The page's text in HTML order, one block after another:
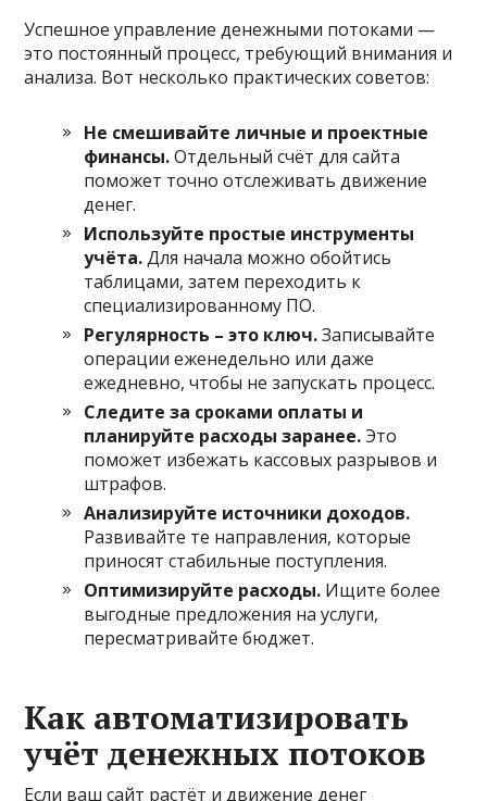
Успешное управление денежными потоками —
это постоянный процесс, требующий внимания и
анализа. Вот несколько практических советов:
Не смешивайте личные и проектные
финансы.Отдельный счёт для сайта
поможет точно отслеживать движение
денег.
Используйте простые инструменты
учёта.Для начала можно обойтись
таблицами, затем переходить к
специализированному ПО.
Регулярность – это ключ.Записывайте
операции еженедельно или даже
ежедневно, чтобы не запускать процесс.
Следите за сроками оплаты и
планируйте расходы заранее.Это
поможет избежать кассовых разрывов и
штрафов.
Анализируйте источники доходов.
Развивайте те направления, которые
приносят стабильные поступления.
Оптимизируйте расходы. Ищите более
выгодные предложения на услуги,
пересматривайте бюджет.
Как автоматизировать
учёт денежных потоков
Если ваш сайт растёт и движение денег